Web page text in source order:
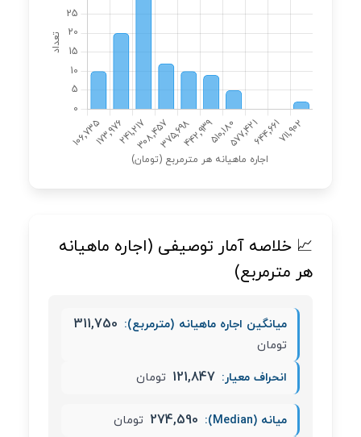
📈 خلاصه آمار توصیفی (اجاره ماهیانه
هر مترمربع)
میانگین اجاره ماهیانه (مترمربع): 311,750
تومان
انحراف معیار: 121,847 تومان
میانه (Median): 274,590 تومان